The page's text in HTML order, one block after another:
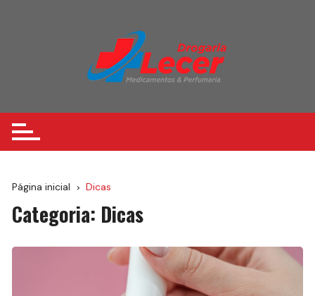
Página inicial Dicas
Categoria: Dicas